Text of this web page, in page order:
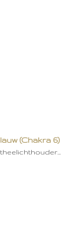
(Chakra 6)